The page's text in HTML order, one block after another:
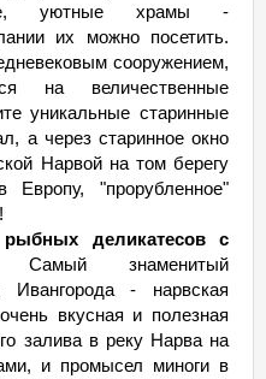
уютные храмы -
их можно посетить.
сооружением,
на величественные
уникальные старинные
а через старинное окно
Нарвой на том берегу
"прорубленное"
деликатесов с
знаменитый
Ивангорода - нарвская
вкусная и полезная
залива в реку Нарва на
и промысел миноги в